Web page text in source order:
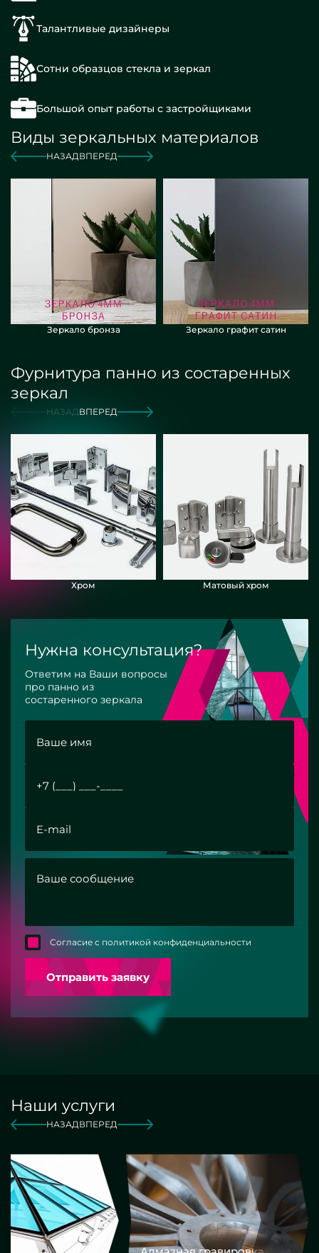
Талантливые дизайнеры
Сотни образцов стекла и зеркал
Большой опыт работы с застройщиками
Виды зеркальных материалов
НАЗАДВПЕРЕД
Зеркало бронза Зеркало графит сатин
Фурнитура панно из состаренных
зеркал
НАЗАДВПЕРЕД
Хром Матовый хром
Нужна консультация?
Ответим на Ваши вопросы
про панно из
состаренного зеркала
Согласие с политикой конфиденциальности
Отправить заявку
Наши услуги
НАЗАДВПЕРЕД